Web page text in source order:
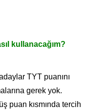
kullanacağım?
TYT puanını
gerek yok.
puan kısmında tercih